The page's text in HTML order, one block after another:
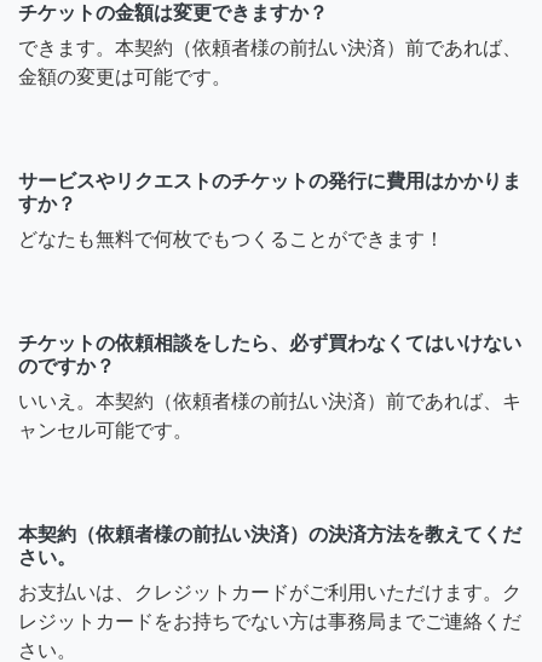
チケットの金額は変更できますか？
できます。本契約（依頼者様の前払い決済）前であれば、
金額の変更は可能です。
サービスやリクエストのチケットの発行に費用はかかりま
すか？
どなたも無料で何枚でもつくることができます！
チケットの依頼相談をしたら、必ず買わなくてはいけない
のですか？
いいえ。本契約（依頼者様の前払い決済）前であれば、キ
ャンセル可能です。
本契約（依頼者様の前払い決済）の決済方法を教えてくだ
さい。
お支払いは、クレジットカードがご利用いただけます。ク
レジットカードをお持ちでない方は事務局までご連絡くだ
さい。